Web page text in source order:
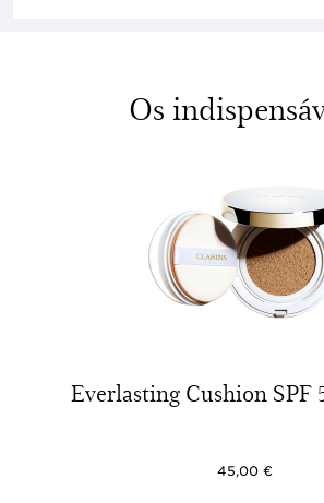
Os
Everlasting Cushion SPF
45,00 €